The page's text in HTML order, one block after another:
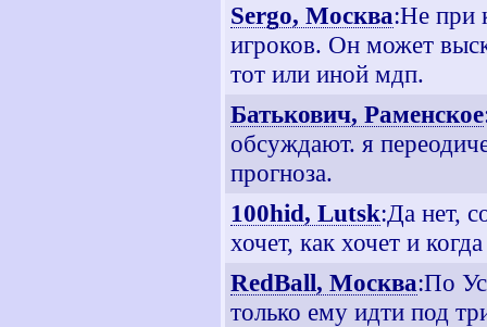
Sergo, Москва:Не при
игроков. Он может
тот или иной мдп.
Батькович, Раменское
обсуждают. я
прогноза.
100hid, Lutsk:Да нет,
хочет, как хочет и
RedBall, Москва:По
только ему идти под